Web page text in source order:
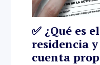
✅ ¿Qué es
residencia
cuenta